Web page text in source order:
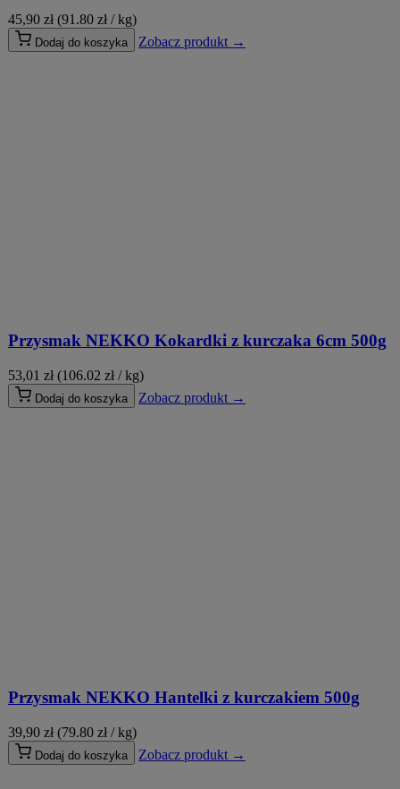
45,90 zł (91.80 zł / kg)
Dodaj do koszyka Zobacz produkt →
Przysmak NEKKO Kokardki z kurczaka 6cm 500g
53,01 zł (106.02 zł / kg)
Dodaj do koszyka Zobacz produkt →
Przysmak NEKKO Hantelki z kurczakiem 500g
39,90 zł (79.80 zł / kg)
Dodaj do koszyka Zobacz produkt →